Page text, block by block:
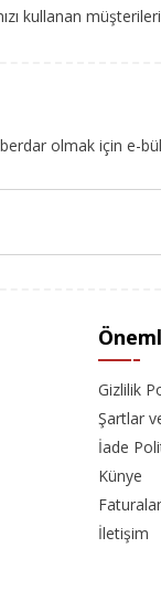
kullanan
olmak için e-
Gizlilik
Şartlar
İade
Künye
İletişim